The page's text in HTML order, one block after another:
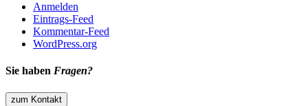
Anmelden
Eintrags-Feed
Kommentar-Feed
WordPress.org
Sie haben Fragen?
zum Kontakt